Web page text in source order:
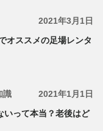
2021年3月1日
オススメの足場レンタ
識 2021年1月1日
いって本当？老後はど